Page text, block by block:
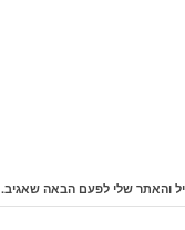
והאתר שלי לפעם הבאה שאגיב.